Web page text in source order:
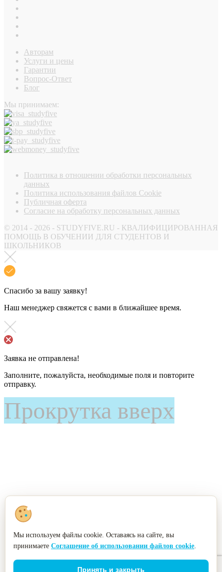
Авторам
Услуги и цены
Гарантии
Вопрос-Ответ
Блог
Мы принимаем:
Политика в отношении обработки персональных
данных
Политика использования файлов Cookie
Публичная оферта
Согласие на обработку персональных данных
© 2014 - 2026 - STUDYFIVE.RU - КВАЛИФИЦИРОВАННАЯ
ПОМОЩЬ В ОБУЧЕНИИ ДЛЯ СТУДЕНТОВ И
ШКОЛЬНИКОВ
Спасибо за вашу заявку!
Наш менеджер свяжется с вами в ближайшее время.
Заявка не отправлена!
Заполните, пожалуйста, необходимые поля и повторите
отправку.
Прокрутка вверх
Мы используем файлы cookie. Оставаясь на сайте, вы
принимаете Соглашение об использовании файлов cookie.
Принять и закрыть